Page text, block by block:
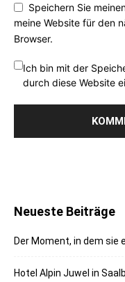
Speichern Sie
meine Website für den
Browser.
Ich bin mit der
durch diese Website
Neueste Beiträge
Der Moment, in dem
Hotel Alpin Juwel in